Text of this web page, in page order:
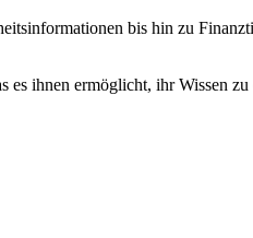
bis hin zu
ihnen ermöglicht, ihr Wissen